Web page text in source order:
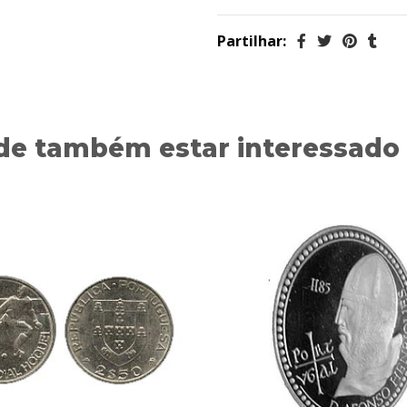
Partilhar:
também estar interessado